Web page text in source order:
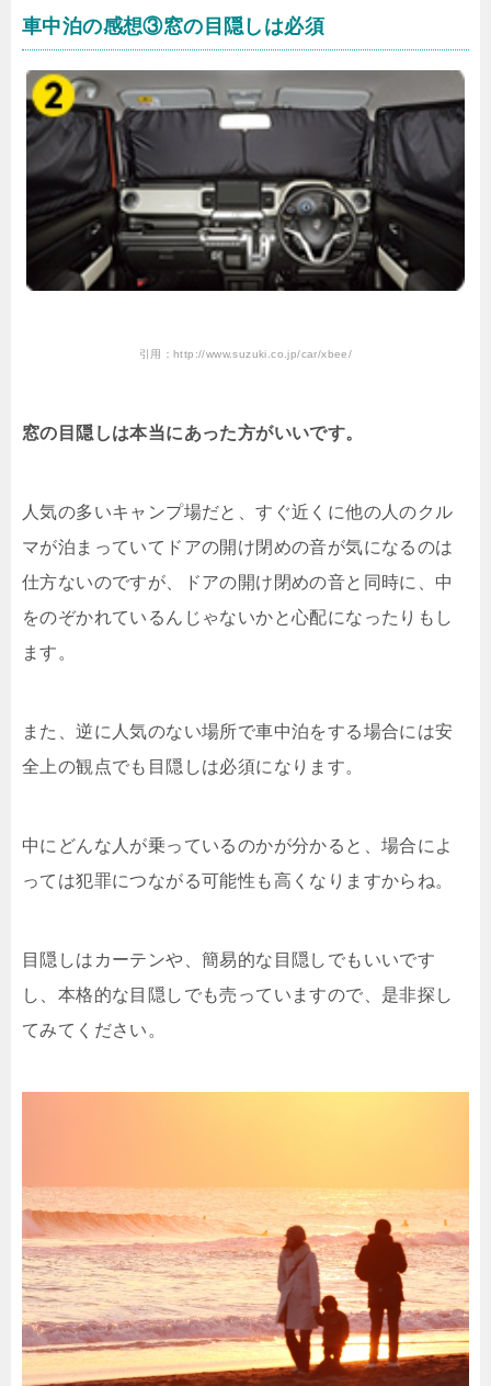
車中泊の感想③窓の目隠しは必須
引用：http://www.suzuki.co.jp/car/xbee/
窓の目隠しは本当にあった方がいいです。
人気の多いキャンプ場だと、すぐ近くに他の人のクル
マが泊まっていてドアの開け閉めの音が気になるのは
仕方ないのですが、ドアの開け閉めの音と同時に、中
をのぞかれているんじゃないかと心配になったりもし
ます。
また、逆に人気のない場所で車中泊をする場合には安
全上の観点でも目隠しは必須になります。
中にどんな人が乗っているのかが分かると、場合によ
っては犯罪につながる可能性も高くなりますからね。
目隠しはカーテンや、簡易的な目隠しでもいいです
し、本格的な目隠しでも売っていますので、是非探し
てみてください。